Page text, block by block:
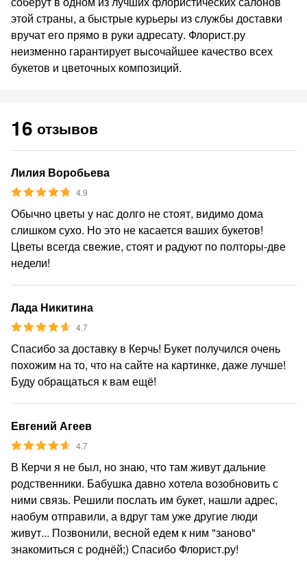
этой страны, а быстрые курьеры из службы доставки
вручат его прямо в руки адресату. Флорист.ру
неизменно гарантирует высочайшее качество всех
букетов и цветочных композиций.
16 отзывов
Лилия Воробьева
4.9
Обычно цветы у нас долго не стоят, видимо дома
слишком сухо. Но это не касается ваших букетов!
Цветы всегда свежие, стоят и радуют по полторы-две
недели!
Лада Никитина
4.7
Спасибо за доставку в Керчь! Букет получился очень
похожим на то, что на сайте на картинке, даже лучше!
Буду обращаться к вам ещё!
Евгений Агеев
4.7
В Керчи я не был, но знаю, что там живут дальние
родственники. Бабушка давно хотела возобновить с
ними связь. Решили послать им букет, нашли адрес,
наобум отправили, а вдруг там уже другие люди
живут... Позвонили, весной едем к ним "заново"
знакомиться с роднёй;) Спасибо Флорист.ру!